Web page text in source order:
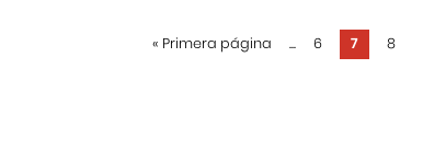
« Primera página ... 6 7 8